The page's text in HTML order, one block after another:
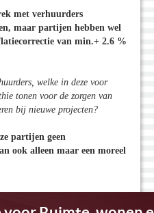
met verhuurders
maar partijen hebben wel
van min.+ 2.6 %
welke in deze voor
tonen voor de zorgen van
bij nieuwe projecten?
partijen geen
ook alleen maar een moreel